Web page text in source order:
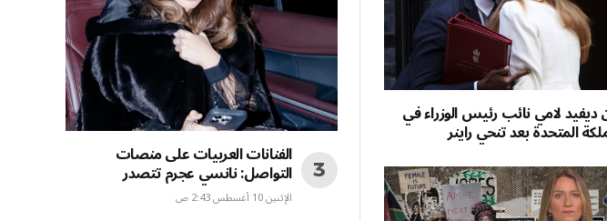
ديفيد لامي نائب رئيس الوزراء في
المتحدة بعد تنحي راينر
الفنانات العربيات على منصات
التواصل: نانسي عجرم تتصدر
الإثنين 10 أغسطس 2:43 ص